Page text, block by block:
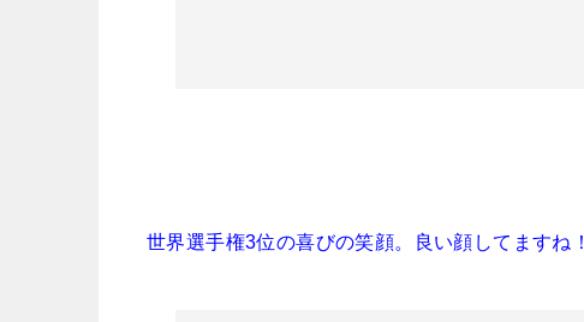
世界選手権3位の喜びの笑顔。良い顔してますね！